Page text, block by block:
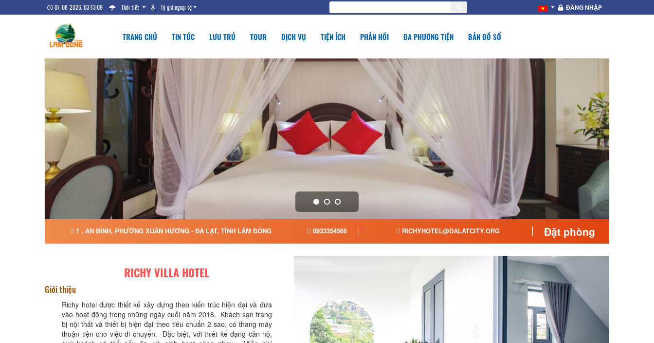
07-08-2026, 03:13:10 Thời tiết Tỷ giá ngoại tệ ĐĂNG NHẬP
TRANG CHỦ TIN TỨC LƯU TRÚ TOUR DỊCH VỤ TIỆN ÍCH PHẢN HỒI ĐA PHƯƠNG TIỆN BẢN ĐỒ SỐ
1 , AN BÌNH, PHƯỜNG XUÂN HƯƠNG - ĐÀ LẠT, TỈNH LÂM ĐỒNG 0933354566 RICHYHOTEL@DALATCITY.ORG Đặt phòng
RICHY VILLA HOTEL
Giới thiệu
Richy hotel được thiết kế xây dựng theo kiến trúc hiện đại và đưa
vào hoạt động trong những ngày cuối năm 2018. Khách sạn trang
bị nội thất và thiết bị hiện đại theo tiêu chuẩn 2 sao, có thang máy
thuận tiện cho việc di chuyển. Đặc biệt, với thiêt kế dạng căn hộ,